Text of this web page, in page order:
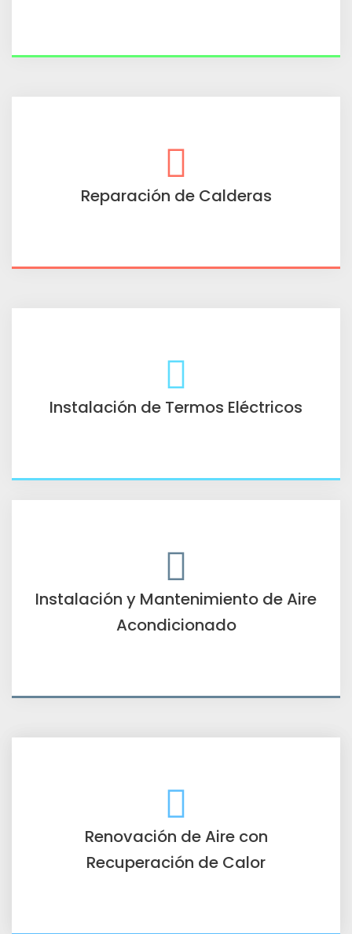
Reparación de Calderas
Instalación de Termos Eléctricos
Instalación y Mantenimiento de Aire
Acondicionado
Renovación de Aire con
Recuperación de Calor